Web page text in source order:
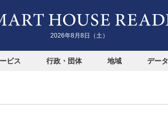
2026年8月8日（土）
ビス 行政・団体 地域 データ